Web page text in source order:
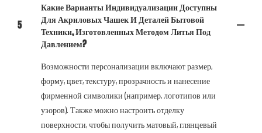
5
Какие Варианты Индивидуализации Доступны
Для Акриловых Чашек И Деталей Бытовой
Техники, Изготовленных Методом Литья Под
Давлением?
Возможности персонализации включают размер,
форму, цвет, текстуру, прозрачность и нанесение
фирменной символики (например, логотипов или
узоров). Также можно настроить отделку
поверхности, чтобы получить матовый, глянцевый